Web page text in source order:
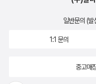
일반문의 (발
1:1 문의
중고매